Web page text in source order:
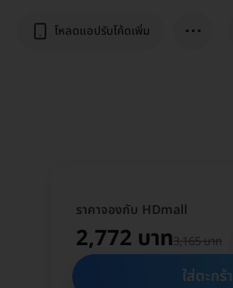
โหลดแอปรับโค้ดเพิ่ม ⋯
ราคาจองกับ HDmall
2,772 บาท3,165 บาท
ใส่ตะกร้า